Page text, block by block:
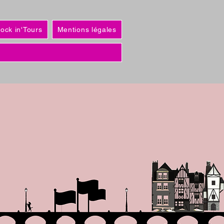
in'Tours Mentions légales